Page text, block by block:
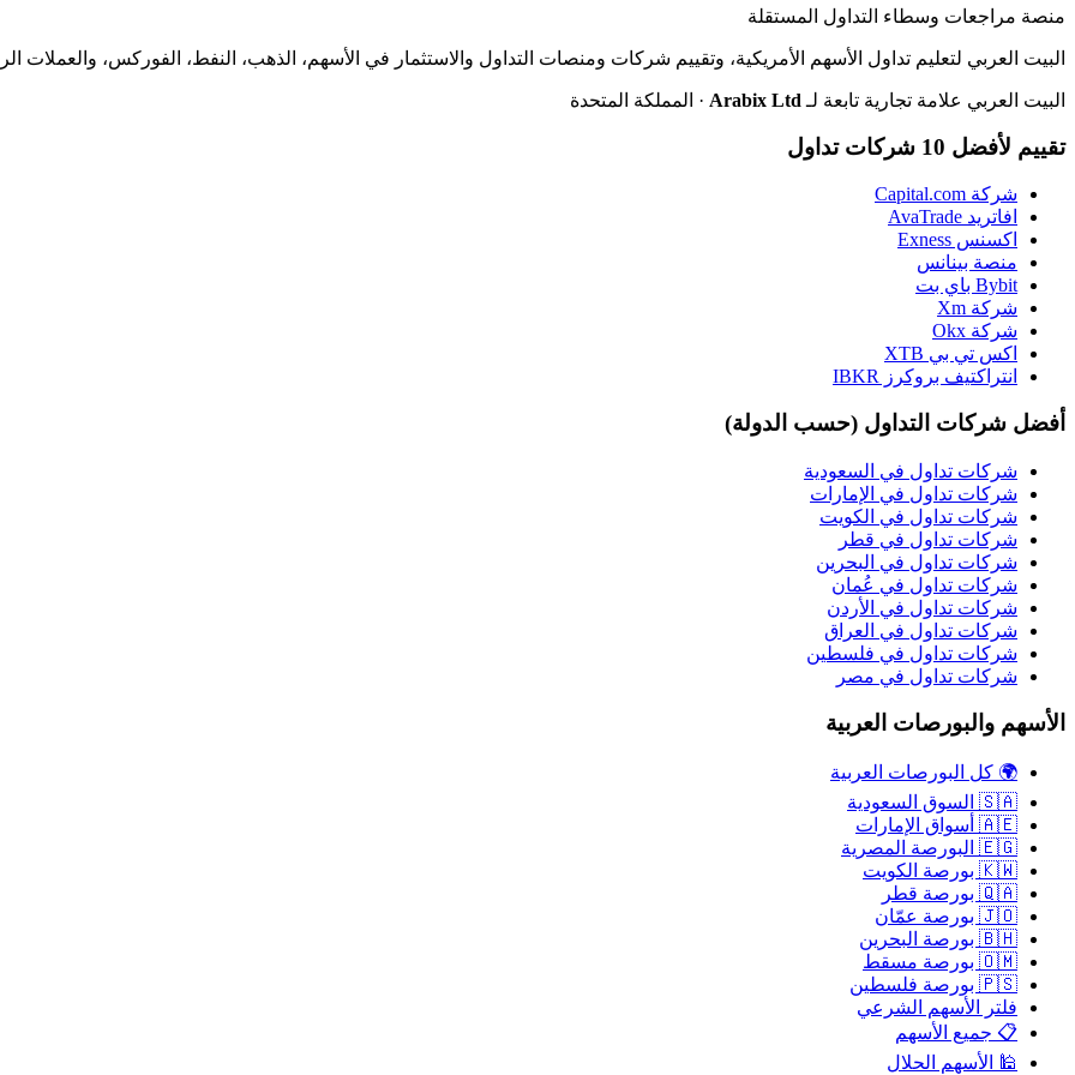
منصة مراجعات وسطاء التداول المستقلة
البيت العربي لتعليم تداول الأسهم الأمريكية، وتقييم شركات ومنصات التداول والاستثمار في الأسهم، الذهب، النفط، الفوركس، والعملات
البيت العربي علامة تجارية تابعة لـ Arabix Ltd · المملكة المتحدة
تقييم لأفضل 10 شركات تداول
شركة Capital.com
افاتريد AvaTrade
اكسنس Exness
منصة بينانس
Bybit باي بت
شركة Xm
شركة Okx
اكس تي بي XTB
انتراكتيف بروكرز IBKR
أفضل شركات التداول (حسب الدولة)
شركات تداول في السعودية
شركات تداول في الإمارات
شركات تداول في الكويت
شركات تداول في قطر
شركات تداول في البحرين
شركات تداول في عُمان
شركات تداول في الأردن
شركات تداول في العراق
شركات تداول في فلسطين
شركات تداول في مصر
الأسهم والبورصات العربية
🌍 كل البورصات العربية
🇸🇦 السوق السعودية
🇦🇪 أسواق الإمارات
🇪🇬 البورصة المصرية
🇰🇼 بورصة الكويت
🇶🇦 بورصة قطر
🇯🇴 بورصة عمّان
🇧🇭 بورصة البحرين
🇴🇲 بورصة مسقط
🇵🇸 بورصة فلسطين
فلتر الأسهم الشرعي
📋 جميع الأسهم
🕌 الأسهم الحلال